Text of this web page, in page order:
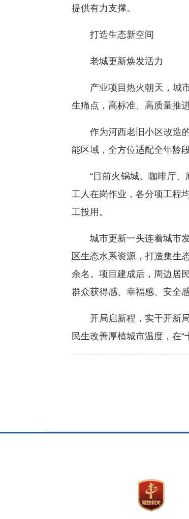
提供有力支撑。
打造生态新空间
老城更新焕发活力
产业项目热火朝天，城市
生痛点，高标准、高质量推
作为河西老旧小区改造的
能区域，全方位适配全年龄
“目前火锅城、咖啡厅、
工人在岗作业，各分项工程
工投用。
城市更新一头连着城市发
区生态水系资源，打造集生
余名。项目建成后，周边居
群众获得感、幸福感、安全感
开局启新程，实干开新局
民生改善厚植城市温度，在